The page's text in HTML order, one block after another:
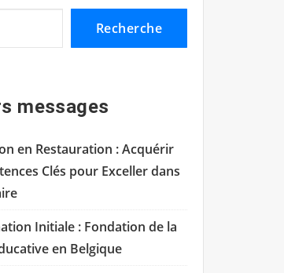
Recherche
messages
en Restauration : Acquérir
Clés pour Exceller dans
Initiale : Fondation de la
en Belgique